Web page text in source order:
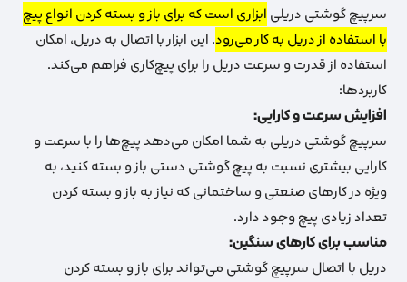
سرپیچ گوشتی دریلیابزاری است که برای باز و بسته کردن انواع پیچ
با استفاده از دریل به کار می‌رود.این ابزار با اتصال به دریل، امکان
استفاده از قدرت و سرعت دریل را برای پیچ‌کاری فراهم می‌کند.
کاربردها:
افزایش سرعت و کارایی:
سرپیچ گوشتی دریلی به شما امکان می‌دهد پیچ‌ها را با سرعت و
کارایی بیشتری نسبت به پیچ گوشتی دستی باز و بسته کنید، به
ویژه در کارهای صنعتی و ساختمانی که نیاز به باز و بسته کردن
تعداد زیادی پیچ وجود دارد.
مناسب برای کارهای سنگین:
دریل با اتصال سرپیچ گوشتی می‌تواند برای باز و بسته کردن